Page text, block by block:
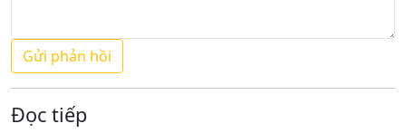
Đọc tiếp